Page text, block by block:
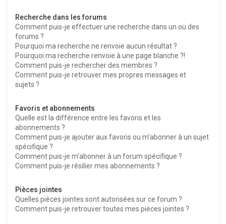
Recherche dans les forums
Comment puis-je effectuer une recherche dans un ou des
forums ?
Pourquoi ma recherche ne renvoie aucun résultat ?
Pourquoi ma recherche renvoie à une page blanche ?!
Comment puis-je rechercher des membres ?
Comment puis-je retrouver mes propres messages et
sujets ?
Favoris et abonnements
Quelle est la différence entre les favoris et les
abonnements ?
Comment puis-je ajouter aux favoris ou m’abonner à un sujet
spécifique ?
Comment puis-je m’abonner à un forum spécifique ?
Comment puis-je résilier mes abonnements ?
Pièces jointes
Quelles pièces jointes sont autorisées sur ce forum ?
Comment puis-je retrouver toutes mes pièces jointes ?